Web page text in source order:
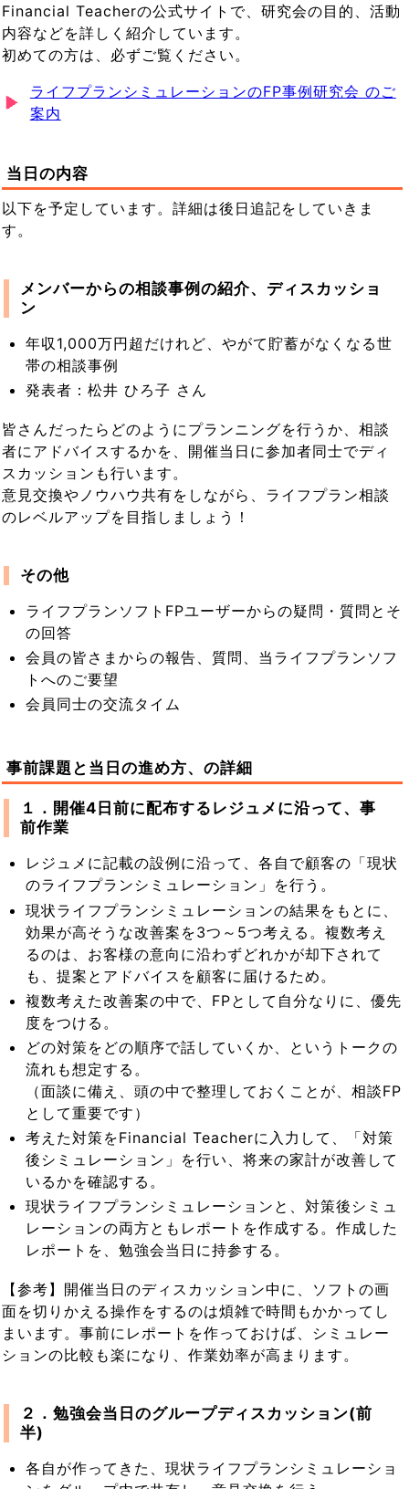
Financial Teacherの公式サイトで、研究会の目的、活動
内容などを詳しく紹介しています。
初めての方は、必ずご覧ください。
ライフプランシミュレーションのFP事例研究会 のご
案内
当日の内容
以下を予定しています。詳細は後日追記をしていきま
す。
メンバーからの相談事例の紹介、ディスカッショ
ン
年収1,000万円超だけれど、やがて貯蓄がなくなる世
帯の相談事例
発表者：松井 ひろ子 さん
皆さんだったらどのようにプランニングを行うか、相談
者にアドバイスするかを、開催当日に参加者同士でディ
スカッションも行います。
意見交換やノウハウ共有をしながら、ライフプラン相談
のレベルアップを目指しましょう！
その他
ライフプランソフトFPユーザーからの疑問・質問とそ
の回答
会員の皆さまからの報告、質問、当ライフプランソフ
トへのご要望
会員同士の交流タイム
事前課題と当日の進め方、の詳細
１．開催4日前に配布するレジュメに沿って、事
前作業
レジュメに記載の設例に沿って、各自で顧客の「現状
のライフプランシミュレーション」を行う。
現状ライフプランシミュレーションの結果をもとに、
効果が高そうな改善案を3つ～5つ考える。複数考え
るのは、お客様の意向に沿わずどれかが却下されて
も、提案とアドバイスを顧客に届けるため。
複数考えた改善案の中で、FPとして自分なりに、優先
度をつける。
どの対策をどの順序で話していくか、というトークの
流れも想定する。
（面談に備え、頭の中で整理しておくことが、相談FP
として重要です）
考えた対策をFinancial Teacherに入力して、「対策
後シミュレーション」を行い、将来の家計が改善して
いるかを確認する。
現状ライフプランシミュレーションと、対策後シミュ
レーションの両方ともレポートを作成する。作成した
レポートを、勉強会当日に持参する。
【参考】開催当日のディスカッション中に、ソフトの画
面を切りかえる操作をするのは煩雑で時間もかかってし
まいます。事前にレポートを作っておけば、シミュレー
ションの比較も楽になり、作業効率が高まります。
２．勉強会当日のグループディスカッション(前
半)
各自が作ってきた、現状ライフプランシミュレーショ